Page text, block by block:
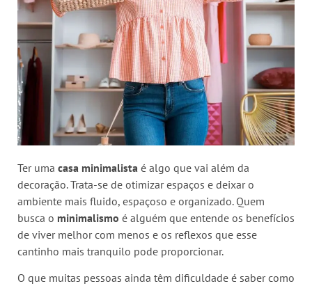
Ter uma casa minimalista é algo que vai além da
decoração. Trata-se de otimizar espaços e deixar o
ambiente mais fluido, espaçoso e organizado. Quem
busca o minimalismo é alguém que entende os benefícios
de viver melhor com menos e os reflexos que esse
cantinho mais tranquilo pode proporcionar.
O que muitas pessoas ainda têm dificuldade é saber como